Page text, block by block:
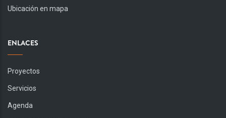
Ubicación en mapa
ENLACES
Proyectos
Servicios
Agenda